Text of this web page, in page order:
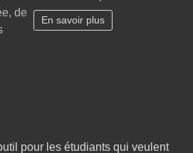
:
Guide
de
En savoir plus
pour les étudiants qui veulent